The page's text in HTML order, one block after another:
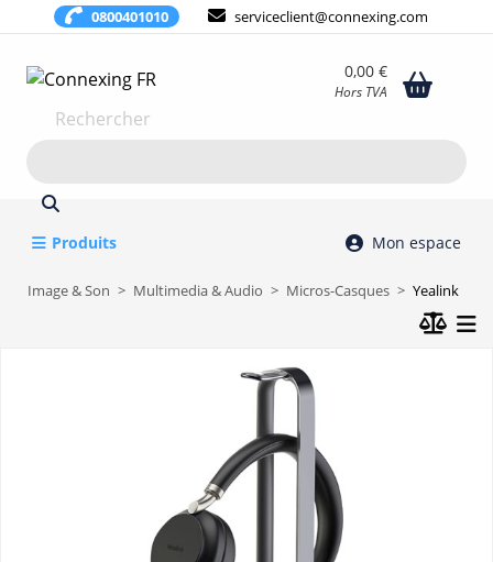
0800401010 serviceclient@connexing.com
0,00 €
Hors TVA
Rechercher
Produits Mon espace
Image & Son Multimedia & Audio Micros-Casques Yealink